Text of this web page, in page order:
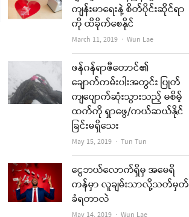
ကျန်းမာရေးနဲ့ စိတ်ပိုင်းဆိုင်ရာ
ကို ထိခိုက်စေနိုင်
March 11, 2019 Author
Wun Lae
ဖန်ဂန်ရာဇီတောင်၏
ချောက်ကမ်းပါးအတွင်း ပြုတ်
ကျပျောက်ဆုံးသွားသည့် မစိမ့်
ထက်ကို ရှာဖွေ/ကယ်ဆယ်နိုင်
ခြင်းမရှိသေး
May 15, 2019 Author
Tun Tun
ငွေဘယ်လောက်ရှိမှ အမေရိ
ကန်မှာ လူချမ်းသာလို့သတ်မှတ်
ခံရတာလဲ
Author